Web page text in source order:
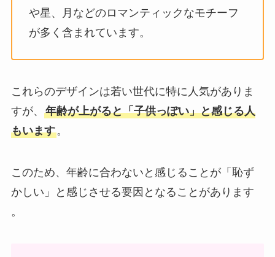
や星、月などのロマンティックなモチーフ
が多く含まれています。
これらのデザインは若い世代に特に人気がありま
すが、 年齢が上がると「子供っぽい」と感じる人
もいます。
このため、年齢に合わないと感じることが「恥ず
かしい」と感じさせる要因となることがあります​
。